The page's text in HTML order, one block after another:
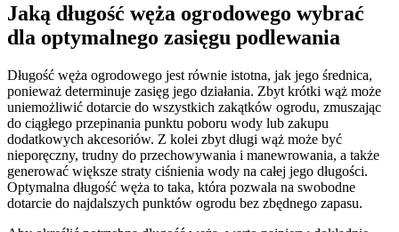
Jaką długość węża ogrodowego wybrać
dla optymalnego zasięgu podlewania
Długość węża ogrodowego jest równie istotna, jak jego średnica,
ponieważ determinuje zasięg jego działania. Zbyt krótki wąż może
uniemożliwić dotarcie do wszystkich zakątków ogrodu, zmuszając
do ciągłego przepinania punktu poboru wody lub zakupu
dodatkowych akcesoriów. Z kolei zbyt długi wąż może być
nieporęczny, trudny do przechowywania i manewrowania, a także
generować większe straty ciśnienia wody na całej jego długości.
Optymalna długość węża to taka, która pozwala na swobodne
dotarcie do najdalszych punktów ogrodu bez zbędnego zapasu.